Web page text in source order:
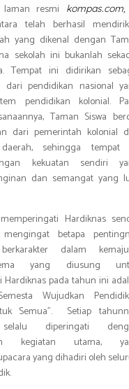
resmi
kompas.com,
telah berhasil
yang dikenal dengan
sekolah ini bukanlah
Tempat ini didirikan
dari pendidikan nasional
pendidikan kolonial.
Taman Siswa
dari pemerintah kolonial
sehingga tempat
kekuatan sendiri
dan semangat yang
Hardiknas
betapa
dalam
yang diusung
Hardiknas pada tahun ini
Wujudkan
Semua”. Setiap
diperingati
kegiatan utama,
yang dihadiri oleh